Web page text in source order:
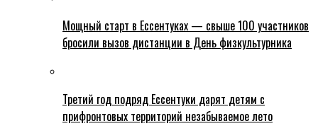
Мощный старт в Ессентуках — свыше 100 участников
бросили вызов дистанции в День физкультурника
Третий год подряд Ессентуки дарят детям с
прифронтовых территорий незабываемое лето